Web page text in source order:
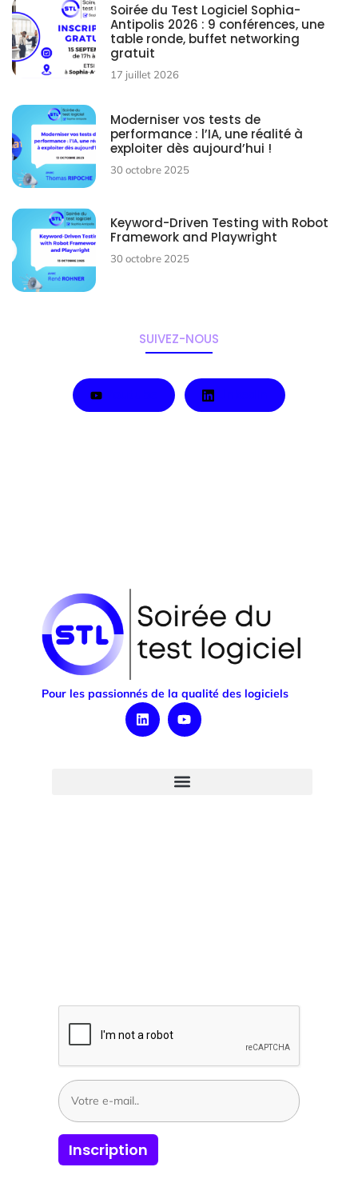
Soirée du Test Logiciel Sophia-
Antipolis 2026 : 9 conférences, une
table ronde, buffet networking
gratuit
17 juillet 2026
Moderniser vos tests de
performance : l’IA, une réalité à
exploiter dès aujourd’hui !
30 octobre 2025
Keyword-Driven Testing with Robot
Framework and Playwright
30 octobre 2025
SUIVEZ-NOUS
Pour les passionnés de la qualité des logiciels